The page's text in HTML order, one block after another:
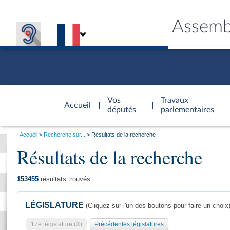
Accueil
d'accueil
Vos
députés
Travaux
parlementaires
Général
Vous
Accueil Recherche sur... Résultats de la recherche
Résultats de la recherche
153455 résultats trouvés
LÉGISLATURE (Cliquez sur l'un des boutons pour faire un choix)
17e législature (X) Précédentes législatures